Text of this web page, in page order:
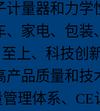
计量器和力
、家电、包
上、科技创
产品质量和
理体系、 CE